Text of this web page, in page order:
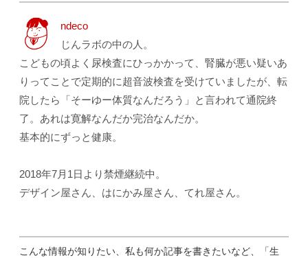
ndeco
じんラボの中の人。
こどもの頃よく尿検査にひっかかって、腎臓が悪い疑いあ
りってことで定期的に超音波検査を受けていましたが、転
院したら「そーゆー体質なんだろう」と言われて通院終
了。あれは寛解なんだか完治なんだか。
基本的にずっと健康。
2018年7月1日より禁煙継続中。
デザイン屋さん、はにかみ屋さん、てれ屋さん。
こんな情報が知りたい、私も何か記事を書きたいなど、「生